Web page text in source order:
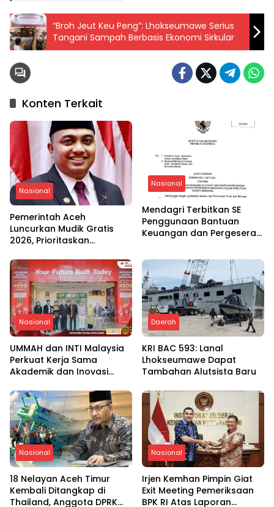
“Broh Jeut Keu Peng”: Lhokseumawe Serius
Tangani Sampah Berbasis Ekonomi Sirkular
Konten Terkait
Nasional
Pemerintah Aceh
Luncurkan Mudik Gratis
2026, Prioritaskan
Nasional
Mendagri Terbitkan SE
Penggunaan Bantuan
Keuangan dan Pergeseran
Nasional
UMMAH dan INTI Malaysia
Perkuat Kerja Sama
Akademik dan Inovasi
Daerah
KRI BAC 593: Lanal
Lhokseumawe Dapat
Tambahan Alutsista Baru
Nasional
18 Nelayan Aceh Timur
Kembali Ditangkap di
Thailand, Anggota DPRK
Nasional
Irjen Kemhan Pimpin Giat
Exit Meeting Pemeriksaan
BPK RI Atas Laporan